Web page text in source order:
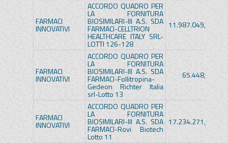
FARMACI
INNOVATIVI
ACCORDO QUADRO PER
LA FORNITURA
BIOSIMILARI-III A.S. SDA
FARMACI-CELLTRION
HEALTHCARE ITALY SRL-
LOTTI 126-128
11.987.049,60€
FARMACI
INNOVATIVI
ACCORDO QUADRO PER
LA FORNITURA
BIOSIMILARI-III A.S. SDA
FARMACI-Follitropina-
Gedeon Richter Italia
srl-Lotto 13
65.448,75€
FARMACI
INNOVATIVI
ACCORDO QUADRO PER
LA FORNITURA
BIOSIMILARI-III A.S. SDA
FARMACI-Rovi Biotech
Lotto 11
17.234.271,68€